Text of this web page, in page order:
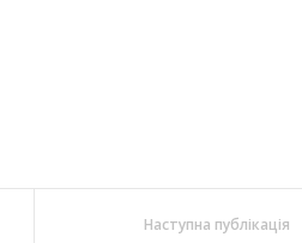
Наступна публікація